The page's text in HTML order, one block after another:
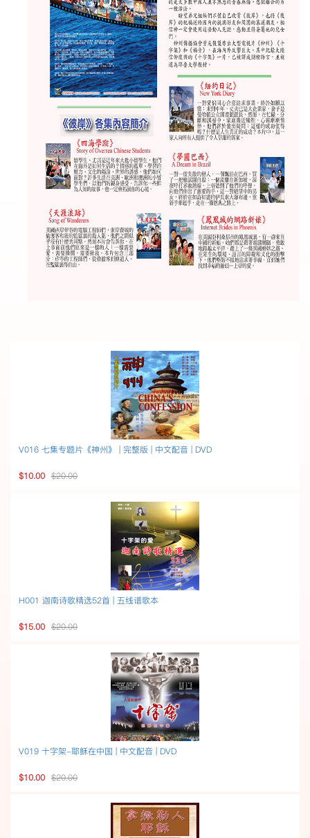
V016 七集专题片《神州》 | 完整版 | 中文配音 | DVD
$10.00 $20.00
H001 迦南诗歌精选52首 | 五线谱歌本
$15.00 $20.00
V019 十字架-耶稣在中国 | 中文配音 | DVD
$10.00 $20.00